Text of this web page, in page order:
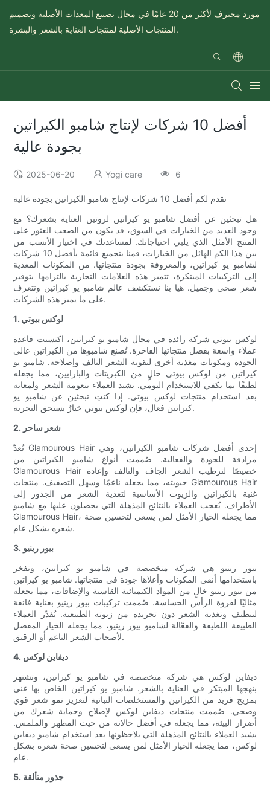
مورد محترف لأكثر من 20 عامًا في مجال تصنيع المعدات الأصلية وتصميم
المنتجات الأصلية لمنتجات العناية بالشعر والبشرة.
أفضل 10 شركات لإنتاج شامبو الكيراتين
بجودة عالية
2025-06-20 Yogi care 6
نقدم لكم أفضل 10 شركات لإنتاج شامبو الكيراتين بجودة عالية
هل تبحثين عن أفضل شامبو يو كيراتين لروتين العناية بشعرك؟ مع
وجود العديد من الخيارات في السوق، قد يكون من الصعب العثور على
المنتج الأمثل الذي يلبي احتياجاتك. لمساعدتك في اختيار الأنسب من
بين هذا الكم الهائل من الخيارات، قمنا بتجميع قائمة بأفضل 10 شركات
لشامبو يو كيراتين، والمعروفة بجودة منتجاتها. من المكونات المغذية
إلى التركيبات المبتكرة، تتميز هذه العلامات التجارية بالتزامها بتوفير
شعر صحي وجميل. هيا بنا نستكشف عالم شامبو يو كيراتين ونتعرف
على ما يميز هذه الشركات.
1. لوكس بيوتي
لوكس بيوتي شركة رائدة في مجال شامبو يو كيراتين، اكتسبت قاعدة
عملاء واسعة بفضل منتجاتها الفاخرة. تُصنع شامبوها من الكيراتين عالي
الجودة ومكونات مغذية أخرى لتقوية الشعر التالف وإصلاحه. شامبو يو
كيراتين من لوكس بيوتي خالٍ من الكبريتات والبارابين، مما يجعله
لطيفًا بما يكفي للاستخدام اليومي. يشيد العملاء بنعومة الشعر ولمعانه
بعد استخدام منتجات لوكس بيوتي. إذا كنتِ تبحثين عن شامبو يو
كيراتين فعال، فإن لوكس بيوتي خيارٌ يستحق التجربة.
2. شعر ساحر
تُعدّ Glamourous Hair إحدى أفضل شركات شامبو الكيراتين، وهي
مرادفة للجودة والفعالية. صُممت أنواع شامبو الكيراتين من
Glamourous Hair خصيصًا لترطيب الشعر الجاف والتالف وإعادة
حيويته، مما يجعله ناعمًا وسهل التصفيف. منتجات Glamourous Hair
غنية بالكيراتين والزيوت الأساسية لتغذية الشعر من الجذور إلى
الأطراف. يُعجب العملاء بالنتائج المذهلة التي يحصلون عليها مع شامبو
Glamourous Hair، مما يجعله الخيار الأمثل لمن يسعى لتحسين صحة
شعره بشكل عام.
3. بيور رينيو
بيور رينيو هي شركة متخصصة في شامبو يو كيراتين، وتفخر
باستخدامها أنقى المكونات وأعلاها جودة في منتجاتها. شامبو يو كيراتين
من بيور رينيو خالٍ من المواد الكيميائية القاسية والإضافات، مما يجعله
مثاليًا لفروة الرأس الحساسة. صُممت تركيبات بيور رينيو بعناية فائقة
لتنظيف وتغذية الشعر دون تجريده من زيوته الطبيعية. يُقدّر العملاء
الطبيعة اللطيفة والفعّالة لشامبو بيور رينيو، مما يجعله الخيار المفضل
لأصحاب الشعر الناعم أو الرقيق.
4. ديفاين لوكس
ديفاين لوكس هي شركة متخصصة في شامبو يو كيراتين، وتشتهر
بنهجها المبتكر في العناية بالشعر. شامبو يو كيراتين الخاص بها غني
بمزيج فريد من الكيراتين والمستخلصات النباتية لتعزيز نمو شعر قوي
وصحي. صُممت منتجات ديفاين لوكس لإصلاح وحماية شعرك من
أضرار البيئة، مما يجعله في أفضل حالاته من حيث المظهر والملمس.
يشيد العملاء بالنتائج المذهلة التي يلاحظونها بعد استخدام شامبو ديفاين
لوكس، مما يجعله الخيار الأمثل لمن يسعى لتحسين صحة شعره بشكل
عام.
5. جذور متألقة